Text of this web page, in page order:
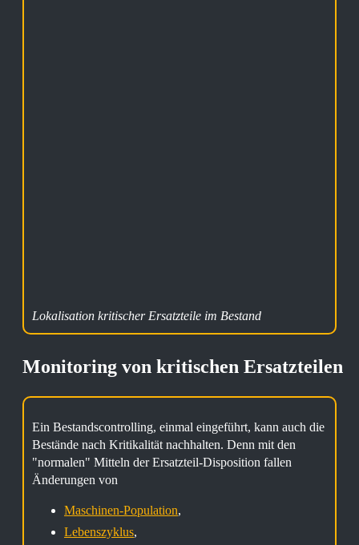
Lokalisation kritischer Ersatzteile im Bestand
Monitoring von kritischen Ersatzteilen
Ein Bestandscontrolling, einmal eingeführt, kann auch die
Bestände nach Kritikalität nachhalten. Denn mit den
"normalen" Mitteln der Ersatzteil-Disposition fallen
Änderungen von
Maschinen-Population,
Lebenszyklus,